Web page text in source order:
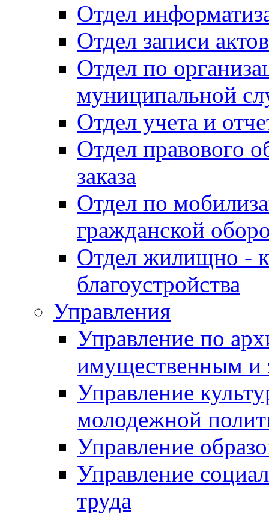
Отдел
Отдел записи
Отдел по
муниципальной
Отдел учета и
Отдел правового
заказа
Отдел по
гражданской
Отдел жилищно -
благоустройства
Управления
Управление по
имущественным и
Управление
молодежной
Управление
Управление
труда